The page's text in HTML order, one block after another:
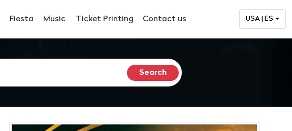
Fiesta Music Ticket Printing Contact us USA | ES